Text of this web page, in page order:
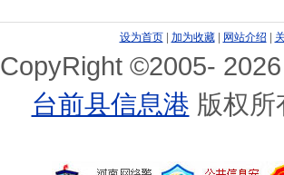
设为首页| 加为收藏| 网站介绍 |
CopyRight ©2005-
台前县信息港 版权